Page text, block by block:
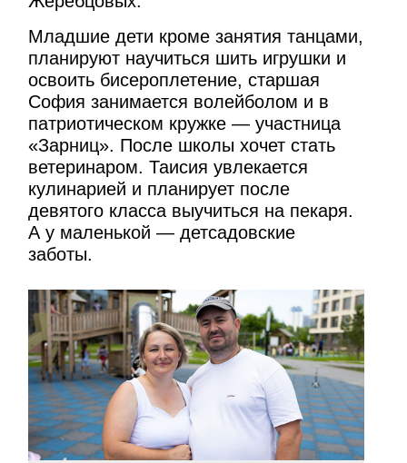
Младшие дети кроме занятия танцами,
планируют научиться шить игрушки и
освоить бисероплетение, старшая
София занимается волейболом и в
патриотическом кружке — участница
«Зарниц». После школы хочет стать
ветеринаром. Таисия увлекается
кулинарией и планирует после
девятого класса выучиться на пекаря.
А у маленькой — детсадовские
заботы.